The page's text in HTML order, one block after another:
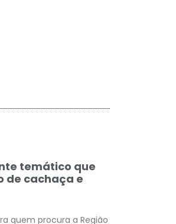
temático que
de cachaça e
quem procura a Região